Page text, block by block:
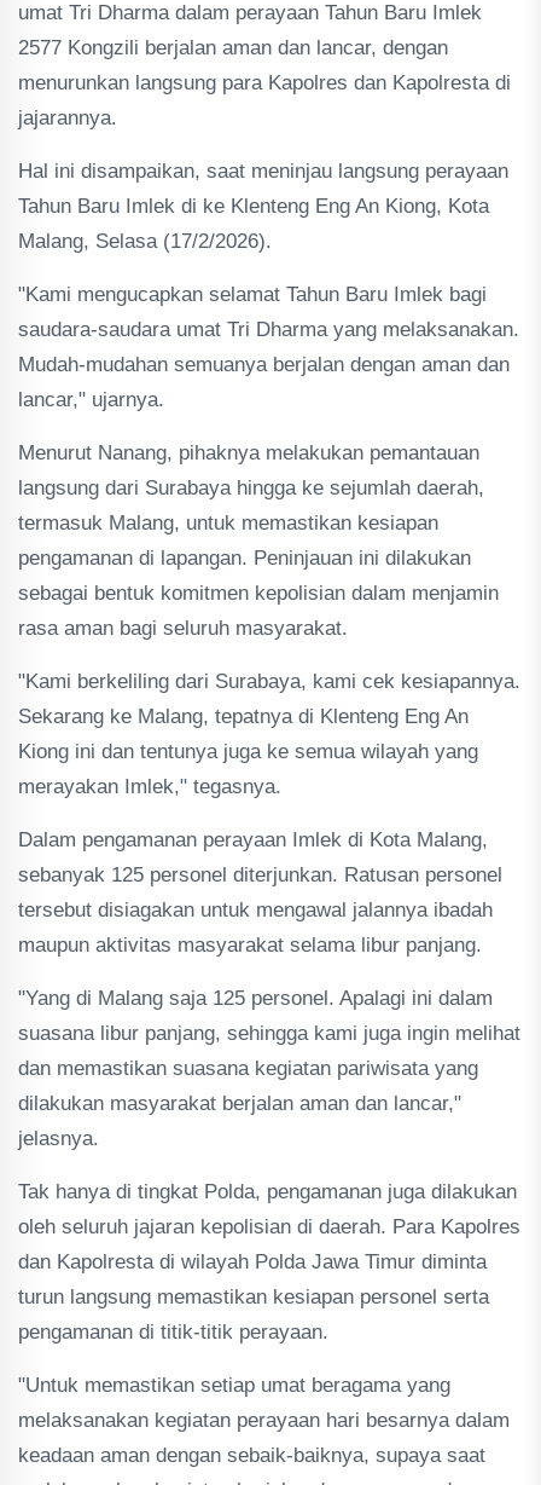
umat Tri Dharma dalam perayaan Tahun Baru Imlek
2577 Kongzili berjalan aman dan lancar, dengan
menurunkan langsung para Kapolres dan Kapolresta di
jajarannya.
Hal ini disampaikan, saat meninjau langsung perayaan
Tahun Baru Imlek di ke Klenteng Eng An Kiong, Kota
Malang, Selasa (17/2/2026).
"Kami mengucapkan selamat Tahun Baru Imlek bagi
saudara-saudara umat Tri Dharma yang melaksanakan.
Mudah-mudahan semuanya berjalan dengan aman dan
lancar," ujarnya.
Menurut Nanang, pihaknya melakukan pemantauan
langsung dari Surabaya hingga ke sejumlah daerah,
termasuk Malang, untuk memastikan kesiapan
pengamanan di lapangan. Peninjauan ini dilakukan
sebagai bentuk komitmen kepolisian dalam menjamin
rasa aman bagi seluruh masyarakat.
"Kami berkeliling dari Surabaya, kami cek kesiapannya.
Sekarang ke Malang, tepatnya di Klenteng Eng An
Kiong ini dan tentunya juga ke semua wilayah yang
merayakan Imlek," tegasnya.
Dalam pengamanan perayaan Imlek di Kota Malang,
sebanyak 125 personel diterjunkan. Ratusan personel
tersebut disiagakan untuk mengawal jalannya ibadah
maupun aktivitas masyarakat selama libur panjang.
"Yang di Malang saja 125 personel. Apalagi ini dalam
suasana libur panjang, sehingga kami juga ingin melihat
dan memastikan suasana kegiatan pariwisata yang
dilakukan masyarakat berjalan aman dan lancar,"
jelasnya.
Tak hanya di tingkat Polda, pengamanan juga dilakukan
oleh seluruh jajaran kepolisian di daerah. Para Kapolres
dan Kapolresta di wilayah Polda Jawa Timur diminta
turun langsung memastikan kesiapan personel serta
pengamanan di titik-titik perayaan.
"Untuk memastikan setiap umat beragama yang
melaksanakan kegiatan perayaan hari besarnya dalam
keadaan aman dengan sebaik-baiknya, supaya saat